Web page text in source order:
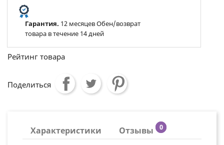
Гарантия. 12 месяцев Обен/возврат
товара в течение 14 дней
Рейтинг товара
Поделиться
Характеристики Отзывы 0